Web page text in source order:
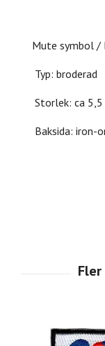
Mute symbol /
Typ: broderad
Storlek: ca
Baksida: iron-